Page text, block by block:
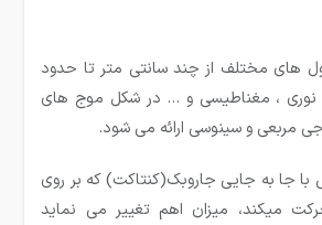
مختلف از چند سانتی متر تا حدود
، مغناطیسی و … در شکل موج های
مربعی و سینوسی ارائه می شود.
جا به جایی جاروبک(کنتاکت) که بر روی
میکند، میزان اهم تغییر می نماید